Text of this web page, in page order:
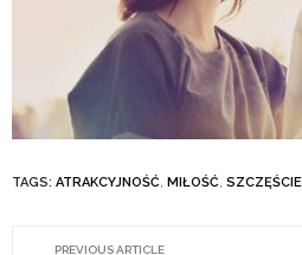
TAGS: ATRAKCYJNOŚĆ MIŁOŚĆ SZCZĘŚCIE
PREVIOUS ARTICLE